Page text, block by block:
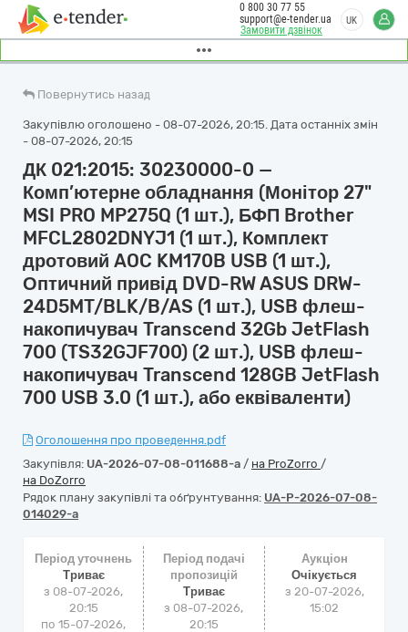
Замовити дзвінок
0 800 30 77 55
support@e-tender.ua
UK
Повернутись назад
Закупівлю оголошено - 08-07-2026, 20:15. Дата останніх змін
- 08-07-2026, 20:15
ДК 021:2015: 30230000-0 —
Комп’ютерне обладнання (Монітор 27"
MSI PRO MP275Q (1 шт.), БФП Brother
MFCL2802DNYJ1 (1 шт.), Комплект
дротовий AOC KM170B USB (1 шт.),
Оптичний привід DVD-RW ASUS DRW-
24D5MT/BLK/B/AS (1 шт.), USB флеш-
накопичувач Transcend 32Gb JetFlash
700 (TS32GJF700) (2 шт.), USB флеш-
накопичувач Transcend 128GB JetFlash
700 USB 3.0 (1 шт.), або еквіваленти)
Оголошення про проведення.pdf
Закупівля: UA-2026-07-08-011688-a / на ProZorro /
на DoZorro
Рядок плану закупівлі та обґрунтування: UA-P-2026-07-08-
014029-a
Період уточнень
Триває
з 08-07-2026,
20:15
по 15-07-2026,
Період подачі
пропозицій
Триває
з 08-07-2026,
20:15
Аукціон
Очікується
з 20-07-2026,
15:02